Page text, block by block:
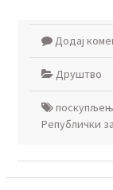
Додај
Друштво
Републички